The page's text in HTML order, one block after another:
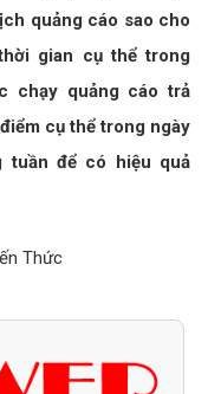
quảng cáo sao cho
gian cụ thể trong
chạy quảng cáo trả
cụ thể trong ngày
tuần để có hiệu quả
Thức